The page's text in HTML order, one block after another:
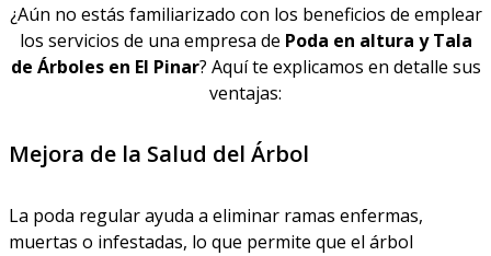
¿Aún no estás familiarizado con los beneficios de emplear
los servicios de una empresa de Poda en altura y Tala
de Árboles en El Pinar? Aquí te explicamos en detalle sus
ventajas:
Mejora de la Salud del Árbol
La poda regular ayuda a eliminar ramas enfermas,
muertas o infestadas, lo que permite que el árbol